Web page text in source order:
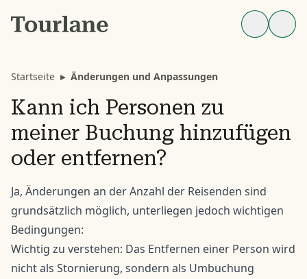
Startseite ▸ Änderungen und Anpassungen
Kann ich Personen zu
meiner Buchung hinzufügen
oder entfernen?
Ja, Änderungen an der Anzahl der Reisenden sind
grundsätzlich möglich, unterliegen jedoch wichtigen
Bedingungen:
Wichtig zu verstehen: Das Entfernen einer Person wird
nicht als Stornierung, sondern als Umbuchung